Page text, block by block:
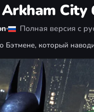
Полная версия с
Бэтмене, который